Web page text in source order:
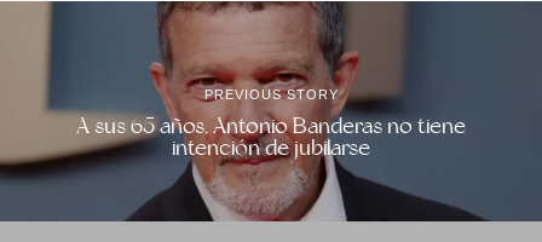
PREVIOUS STORY
A sus 65 años, Antonio Banderas no tiene
intención de jubilarse